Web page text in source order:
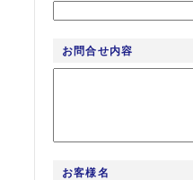
お問合せ内容
お客様名